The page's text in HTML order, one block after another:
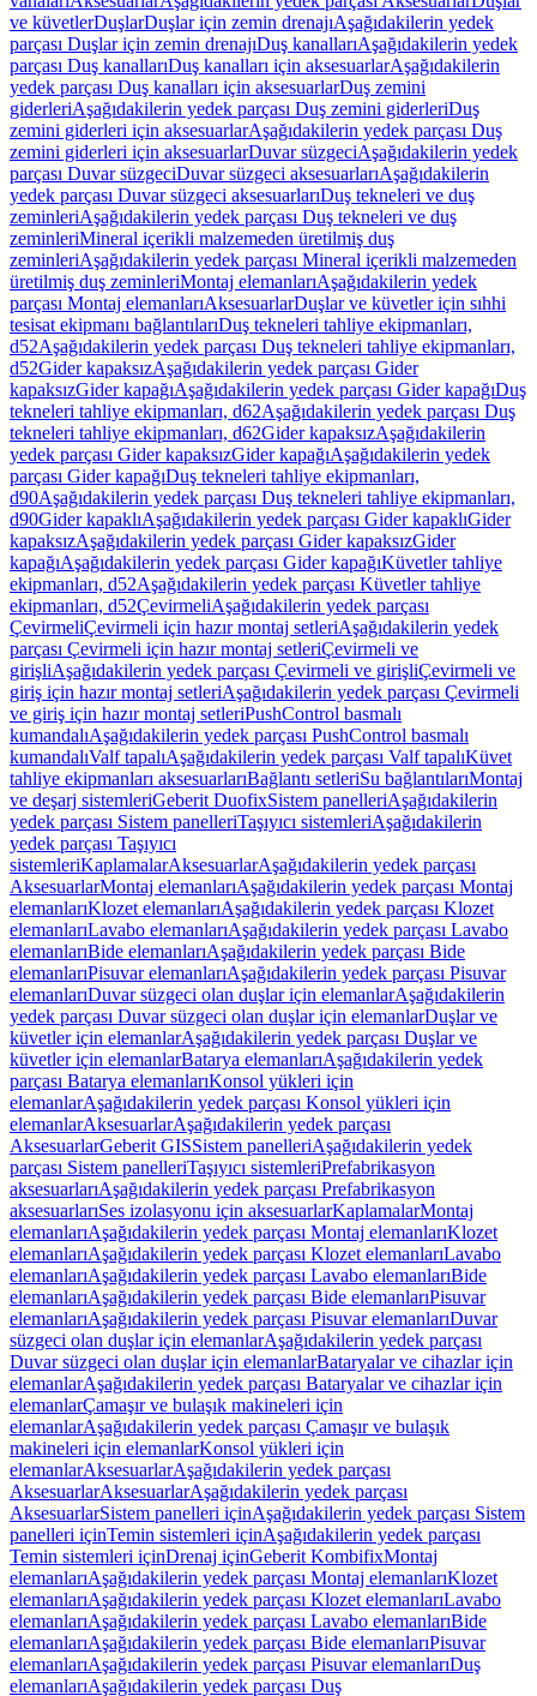
ve küvetlerDuşlarDuşlar için zemin drenajıAşağıdakilerin yedek
parçası Duşlar için zemin drenajıDuş kanallarıAşağıdakilerin yedek
parçası Duş kanallarıDuş kanalları için aksesuarlarAşağıdakilerin
yedek parçası Duş kanalları için aksesuarlarDuş zemini
giderleriAşağıdakilerin yedek parçası Duş zemini giderleriDuş
zemini giderleri için aksesuarlarAşağıdakilerin yedek parçası Duş
zemini giderleri için aksesuarlarDuvar süzgeciAşağıdakilerin yedek
parçası Duvar süzgeciDuvar süzgeci aksesuarlarıAşağıdakilerin
yedek parçası Duvar süzgeci aksesuarlarıDuş tekneleri ve duş
zeminleriAşağıdakilerin yedek parçası Duş tekneleri ve duş
zeminleriMineral içerikli malzemeden üretilmiş duş
zeminleriAşağıdakilerin yedek parçası Mineral içerikli malzemeden
üretilmiş duş zeminleriMontaj elemanlarıAşağıdakilerin yedek
parçası Montaj elemanlarıAksesuarlarDuşlar ve küvetler için sıhhi
tesisat ekipmanı bağlantılarıDuş tekneleri tahliye ekipmanları,
d52Aşağıdakilerin yedek parçası Duş tekneleri tahliye ekipmanları,
d52Gider kapaksızAşağıdakilerin yedek parçası Gider
kapaksızGider kapağıAşağıdakilerin yedek parçası Gider kapağıDuş
tekneleri tahliye ekipmanları, d62Aşağıdakilerin yedek parçası Duş
tekneleri tahliye ekipmanları, d62Gider kapaksızAşağıdakilerin
yedek parçası Gider kapaksızGider kapağıAşağıdakilerin yedek
parçası Gider kapağıDuş tekneleri tahliye ekipmanları,
d90Aşağıdakilerin yedek parçası Duş tekneleri tahliye ekipmanları,
d90Gider kapaklıAşağıdakilerin yedek parçası Gider kapaklıGider
kapaksızAşağıdakilerin yedek parçası Gider kapaksızGider
kapağıAşağıdakilerin yedek parçası Gider kapağıKüvetler tahliye
ekipmanları, d52Aşağıdakilerin yedek parçası Küvetler tahliye
ekipmanları, d52ÇevirmeliAşağıdakilerin yedek parçası
ÇevirmeliÇevirmeli için hazır montaj setleriAşağıdakilerin yedek
parçası Çevirmeli için hazır montaj setleriÇevirmeli ve
girişliAşağıdakilerin yedek parçası Çevirmeli ve girişliÇevirmeli ve
giriş için hazır montaj setleriAşağıdakilerin yedek parçası Çevirmeli
ve giriş için hazır montaj setleriPushControl basmalı
kumandalıAşağıdakilerin yedek parçası PushControl basmalı
kumandalıValf tapalıAşağıdakilerin yedek parçası Valf tapalıKüvet
tahliye ekipmanları aksesuarlarıBağlantı setleriSu bağlantılarıMontaj
ve deşarj sistemleriGeberit DuofixSistem panelleriAşağıdakilerin
yedek parçası Sistem panelleriTaşıyıcı sistemleriAşağıdakilerin
yedek parçası Taşıyıcı
sistemleriKaplamalarAksesuarlarAşağıdakilerin yedek parçası
AksesuarlarMontaj elemanlarıAşağıdakilerin yedek parçası Montaj
elemanlarıKlozet elemanlarıAşağıdakilerin yedek parçası Klozet
elemanlarıLavabo elemanlarıAşağıdakilerin yedek parçası Lavabo
elemanlarıBide elemanlarıAşağıdakilerin yedek parçası Bide
elemanlarıPisuvar elemanlarıAşağıdakilerin yedek parçası Pisuvar
elemanlarıDuvar süzgeci olan duşlar için elemanlarAşağıdakilerin
yedek parçası Duvar süzgeci olan duşlar için elemanlarDuşlar ve
küvetler için elemanlarAşağıdakilerin yedek parçası Duşlar ve
küvetler için elemanlarBatarya elemanlarıAşağıdakilerin yedek
parçası Batarya elemanlarıKonsol yükleri için
elemanlarAşağıdakilerin yedek parçası Konsol yükleri için
elemanlarAksesuarlarAşağıdakilerin yedek parçası
AksesuarlarGeberit GISSistem panelleriAşağıdakilerin yedek
parçası Sistem panelleriTaşıyıcı sistemleriPrefabrikasyon
aksesuarlarıAşağıdakilerin yedek parçası Prefabrikasyon
aksesuarlarıSes izolasyonu için aksesuarlarKaplamalarMontaj
elemanlarıAşağıdakilerin yedek parçası Montaj elemanlarıKlozet
elemanlarıAşağıdakilerin yedek parçası Klozet elemanlarıLavabo
elemanlarıAşağıdakilerin yedek parçası Lavabo elemanlarıBide
elemanlarıAşağıdakilerin yedek parçası Bide elemanlarıPisuvar
elemanlarıAşağıdakilerin yedek parçası Pisuvar elemanlarıDuvar
süzgeci olan duşlar için elemanlarAşağıdakilerin yedek parçası
Duvar süzgeci olan duşlar için elemanlarBataryalar ve cihazlar için
elemanlarAşağıdakilerin yedek parçası Bataryalar ve cihazlar için
elemanlarÇamaşır ve bulaşık makineleri için
elemanlarAşağıdakilerin yedek parçası Çamaşır ve bulaşık
makineleri için elemanlarKonsol yükleri için
elemanlarAksesuarlarAşağıdakilerin yedek parçası
AksesuarlarAksesuarlarAşağıdakilerin yedek parçası
AksesuarlarSistem panelleri içinAşağıdakilerin yedek parçası Sistem
panelleri içinTemin sistemleri içinAşağıdakilerin yedek parçası
Temin sistemleri içinDrenaj içinGeberit KombifixMontaj
elemanlarıAşağıdakilerin yedek parçası Montaj elemanlarıKlozet
elemanlarıAşağıdakilerin yedek parçası Klozet elemanlarıLavabo
elemanlarıAşağıdakilerin yedek parçası Lavabo elemanlarıBide
elemanlarıAşağıdakilerin yedek parçası Bide elemanlarıPisuvar
elemanlarıAşağıdakilerin yedek parçası Pisuvar elemanlarıDuş
elemanlarıAşağıdakilerin yedek parçası Duş